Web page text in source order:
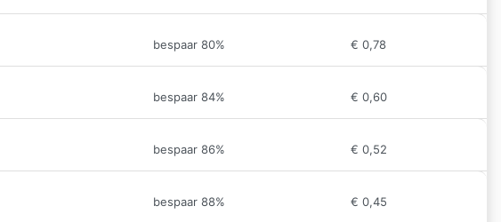
bespaar 80% € 0,78
bespaar 84% € 0,60
bespaar 86% € 0,52
bespaar 88% € 0,45